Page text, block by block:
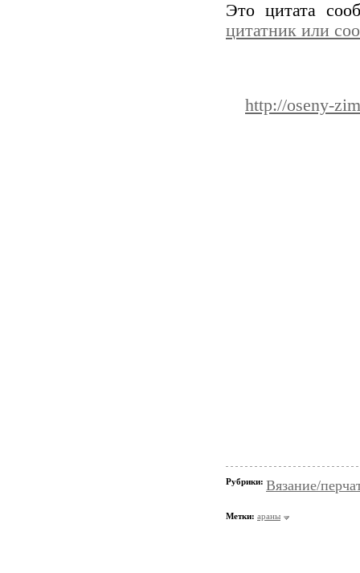
Это цитата
цитатник или
http://oseny-
Рубрики: Вязание/
Метки: араны